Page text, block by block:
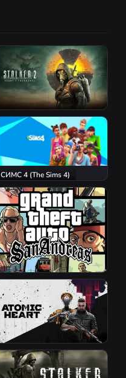
S.T.A.L.K.E.R. 2: Heart of
Chornobyl
СИМС 4 (The Sims 4)
GTA San Andreas
Atomic Heart